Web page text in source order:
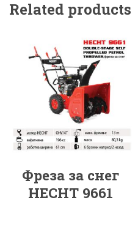
Related products
Фреза за снег
HECHT 9661